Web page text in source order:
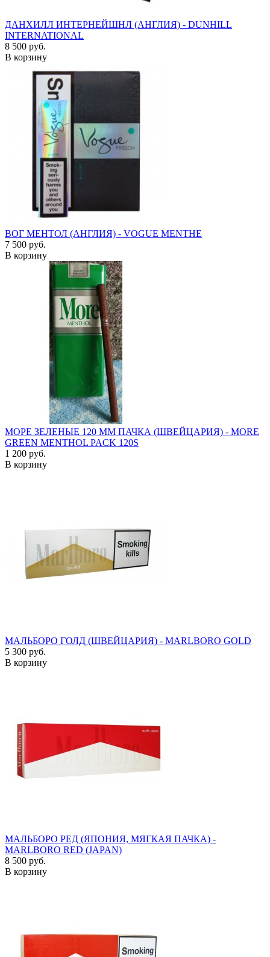
ДАНХИЛЛ ИНТЕРНЕЙШНЛ (АНГЛИЯ) - DUNHILL
INTERNATIONAL
8 500 руб.
В корзину
ВОГ МЕНТОЛ (АНГЛИЯ) - VOGUE MENTHE
7 500 руб.
В корзину
МОРЕ ЗЕЛЕНЫЕ 120 ММ ПАЧКА (ШВЕЙЦАРИЯ) - MORE
GREEN MENTHOL PACK 120S
1 200 руб.
В корзину
МАЛЬБОРО ГОЛД (ШВЕЙЦАРИЯ) - MARLBORO GOLD
5 300 руб.
В корзину
МАЛЬБОРО РЕД (ЯПОНИЯ, МЯГКАЯ ПАЧКА) -
MARLBORO RED (JAPAN)
8 500 руб.
В корзину